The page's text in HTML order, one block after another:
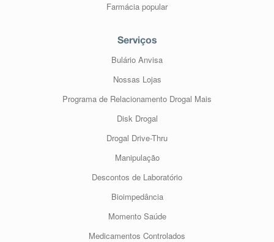
Farmácia popular
Serviços
Bulário Anvisa
Nossas Lojas
Programa de Relacionamento Drogal Mais
Disk Drogal
Drogal Drive-Thru
Manipulação
Descontos de Laboratório
Bioimpedância
Momento Saúde
Medicamentos Controlados